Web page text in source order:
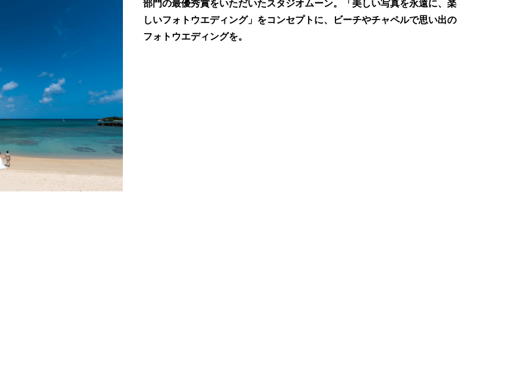
部門の最優秀賞をいただいたスタジオムーン。「美しい写真を永遠に、楽
しいフォトウエディング」をコンセプトに、ビーチやチャペルで思い出の
フォトウエディングを。